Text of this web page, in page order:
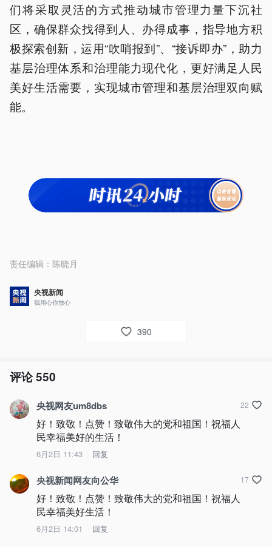
们将采取灵活的方式推动城市管理力量下沉社
区，确保群众找得到人、办得成事，指导地方积
极探索创新，运用“吹哨报到”、“接诉即办”，助力
基层治理体系和治理能力现代化，更好满足人民
美好生活需要，实现城市管理和基层治理双向赋
能。
责任编辑： 陈晓月
央视新闻
我用心你放心
390
评论550
央视网友um8dbs
好！致敬！点赞！致敬伟大的党和祖国！祝福人
民幸福美好的生活！
6月2日 11:43 回复
22
央视新闻网友向公华
好！致敬！点赞！致敬伟大的党和祖国！祝福人
民幸福美好生活！
6月2日 14:01 回复
17